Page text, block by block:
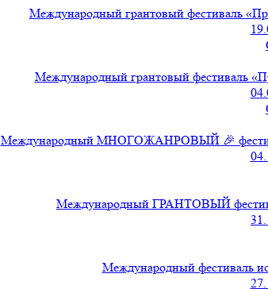
Международный грантовый фестиваль
Международный грантовый фестиваль
Международный МНОГОЖАНРОВЫЙ 🎉
Международный ГРАНТОВЫЙ
Международный фестиваль